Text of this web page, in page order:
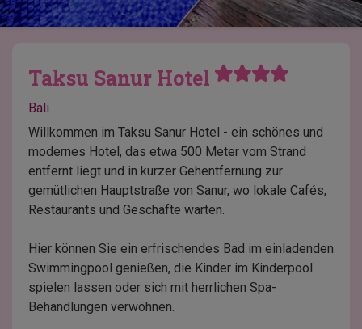
Taksu Sanur Hotel
Bali
Willkommen im Taksu Sanur Hotel - ein schönes und
modernes Hotel, das etwa 500 Meter vom Strand
entfernt liegt und in kurzer Gehentfernung zur
gemütlichen Hauptstraße von Sanur, wo lokale Cafés,
Restaurants und Geschäfte warten.
Hier können Sie ein erfrischendes Bad im einladenden
Swimmingpool genießen, die Kinder im Kinderpool
spielen lassen oder sich mit herrlichen Spa-
Behandlungen verwöhnen.